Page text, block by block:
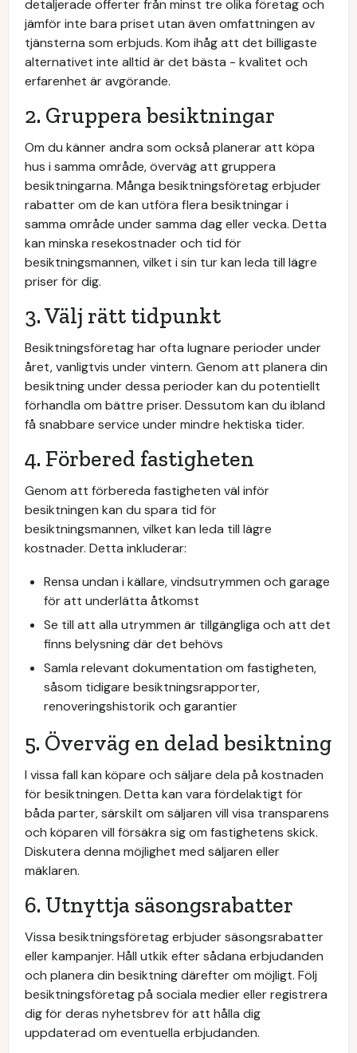
detaljerade offerter från minst tre olika företag och
jämför inte bara priset utan även omfattningen av
tjänsterna som erbjuds. Kom ihåg att det billigaste
alternativet inte alltid är det bästa - kvalitet och
erfarenhet är avgörande.
2. Gruppera besiktningar
Om du känner andra som också planerar att köpa
hus i samma område, överväg att gruppera
besiktningarna. Många besiktningsföretag erbjuder
rabatter om de kan utföra flera besiktningar i
samma område under samma dag eller vecka. Detta
kan minska resekostnader och tid för
besiktningsmannen, vilket i sin tur kan leda till lägre
priser för dig.
3. Välj rätt tidpunkt
Besiktningsföretag har ofta lugnare perioder under
året, vanligtvis under vintern. Genom att planera din
besiktning under dessa perioder kan du potentiellt
förhandla om bättre priser. Dessutom kan du ibland
få snabbare service under mindre hektiska tider.
4. Förbered fastigheten
Genom att förbereda fastigheten väl inför
besiktningen kan du spara tid för
besiktningsmannen, vilket kan leda till lägre
kostnader. Detta inkluderar:
Rensa undan i källare, vindsutrymmen och garage
för att underlätta åtkomst
Se till att alla utrymmen är tillgängliga och att det
finns belysning där det behövs
Samla relevant dokumentation om fastigheten,
såsom tidigare besiktningsrapporter,
renoveringshistorik och garantier
5. Överväg en delad besiktning
I vissa fall kan köpare och säljare dela på kostnaden
för besiktningen. Detta kan vara fördelaktigt för
båda parter, särskilt om säljaren vill visa transparens
och köparen vill försäkra sig om fastighetens skick.
Diskutera denna möjlighet med säljaren eller
mäklaren.
6. Utnyttja säsongsrabatter
Vissa besiktningsföretag erbjuder säsongsrabatter
eller kampanjer. Håll utkik efter sådana erbjudanden
och planera din besiktning därefter om möjligt. Följ
besiktningsföretag på sociala medier eller registrera
dig för deras nyhetsbrev för att hålla dig
uppdaterad om eventuella erbjudanden.